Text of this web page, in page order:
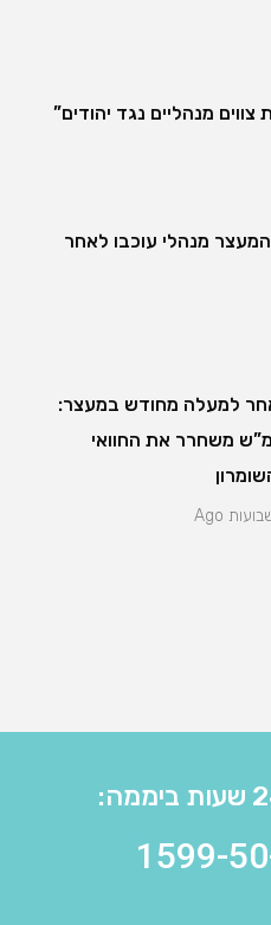
מנהליים נגד יהודים”
המעצר מנהלי עוכבו לאחר
למעלה מחודש במעצר:
משחרר את החוואי
1599-